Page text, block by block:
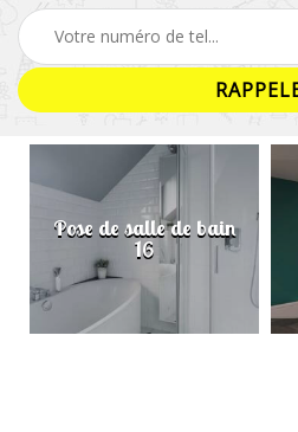
Pose de salle de bain
16